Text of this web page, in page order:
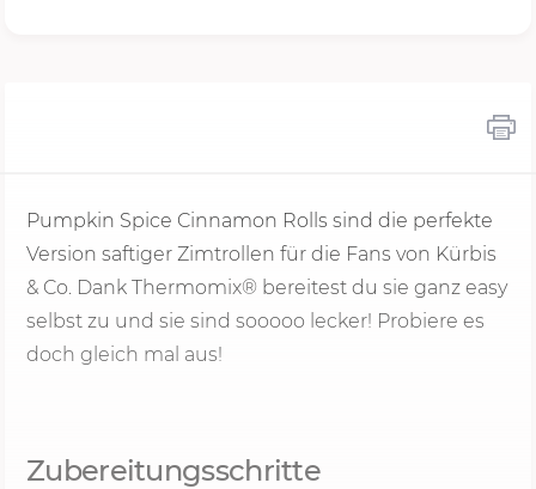
Pumpkin Spice Cinnamon Rolls sind die perfekte
Version saftiger Zimtrollen für die Fans von Kürbis
& Co. Dank Thermomix® bereitest du sie ganz easy
selbst zu und sie sind sooooo lecker! Probiere es
doch gleich mal aus!
Zubereitungsschritte